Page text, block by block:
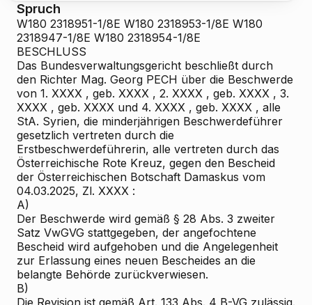
Spruch
W180 2318951-1/8E W180 2318953-1/8E W180
2318947-1/8E W180 2318954-1/8E
BESCHLUSS
Das Bundesverwaltungsgericht beschließt durch
den Richter Mag. Georg PECH über die Beschwerde
von 1. XXXX , geb. XXXX , 2. XXXX , geb. XXXX , 3.
XXXX , geb. XXXX und 4. XXXX , geb. XXXX , alle
StA. Syrien, die minderjährigen Beschwerdeführer
gesetzlich vertreten durch die
Erstbeschwerdeführerin, alle vertreten durch das
Österreichische Rote Kreuz, gegen den Bescheid
der Österreichischen Botschaft Damaskus vom
04.03.2025, Zl. XXXX :
A)
Der Beschwerde wird gemäß § 28 Abs. 3 zweiter
Satz VwGVG stattgegeben, der angefochtene
Bescheid wird aufgehoben und die Angelegenheit
zur Erlassung eines neuen Bescheides an die
belangte Behörde zurückverwiesen.
B)
Die Revision ist gemäß Art. 133 Abs. 4 B-VG zulässig.